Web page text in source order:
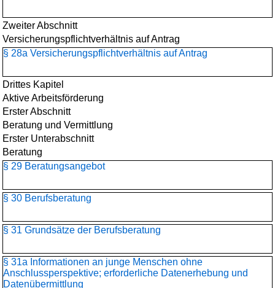
Zweiter Abschnitt
Versicherungspflichtverhältnis auf Antrag
§ 28a Versicherungspflichtverhältnis auf Antrag
Drittes Kapitel
Aktive Arbeitsförderung
Erster Abschnitt
Beratung und Vermittlung
Erster Unterabschnitt
Beratung
§ 29 Beratungsangebot
§ 30 Berufsberatung
§ 31 Grundsätze der Berufsberatung
§ 31a Informationen an junge Menschen ohne
Anschlussperspektive; erforderliche Datenerhebung und
Datenübermittlung